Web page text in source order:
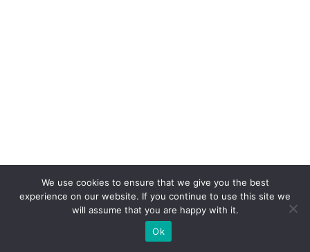
We use cookies to ensure that we give you the best
experience on our website. If you continue to use this site we
will assume that you are happy with it.
Ok